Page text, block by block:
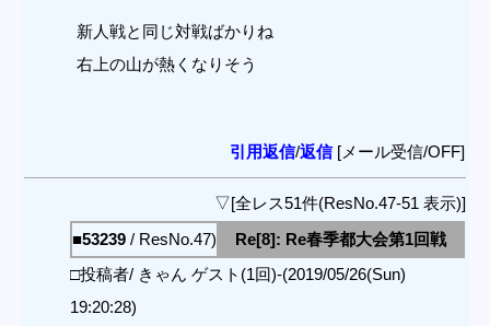
新人戦と同じ対戦ばかりね
右上の山が熱くなりそう
引用返信/返信[メール受信/OFF]
▽[全レス51件(ResNo.47-51 表示)]
■53239 / ResNo.47)
Re[8]: Re春季都大会第1回戦
□投稿者/ きゃん ゲスト(1回)-(2019/05/26(Sun)
19:20:28)